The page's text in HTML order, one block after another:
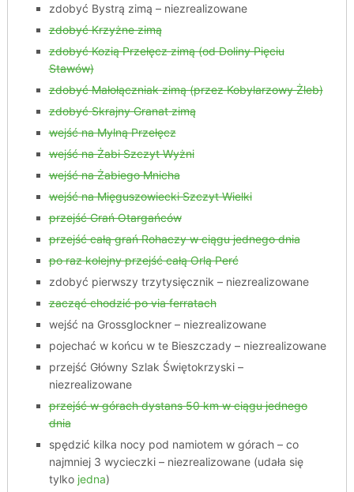
zdobyć Bystrą zimą – niezrealizowane
zdobyć Krzyżne zimą
zdobyć Kozią Przełęcz zimą (od Doliny Pięciu
Stawów)
zdobyć Małołączniak zimą (przez Kobylarzowy Żleb)
zdobyć Skrajny Granat zimą
wejść na Mylną Przełęcz
wejść na Żabi Szczyt Wyżni
wejść na Żabiego Mnicha
wejść na Mięguszowiecki Szczyt Wielki
przejść Grań Otargańców
przejść całą grań Rohaczy w ciągu jednego dnia
po raz kolejny przejść całą Orlą Perć
zdobyć pierwszy trzytysięcznik – niezrealizowane
zacząć chodzić po via ferratach
wejść na Grossglockner – niezrealizowane
pojechać w końcu w te Bieszczady – niezrealizowane
przejść Główny Szlak Świętokrzyski –
niezrealizowane
przejść w górach dystans 50 km w ciągu jednego
dnia
spędzić kilka nocy pod namiotem w górach – co
najmniej 3 wycieczki – niezrealizowane (udała się
tylko jedna)